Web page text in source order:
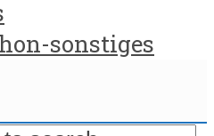
sonstiges